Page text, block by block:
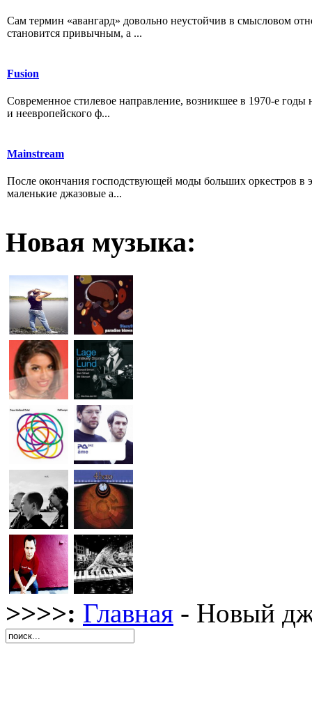
Сам термин «авангард» довольно неустойчив в смысловом
становится привычным, а ...
Fusion
Cовременное стилевое направление, возникшее в 1970-е
и неевропейского ф...
Mainstream
После окончания господствующей моды больших оркестров в
маленькие джазовые а...
Новая музыка:
>>>>: Главная - Новый